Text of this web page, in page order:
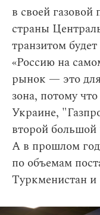
в своей газовой
страны
транзитом
«Россию на
рынок — это
зона, потому
Украине,
второй большой
А в прошлом
по объемам
Туркменистан